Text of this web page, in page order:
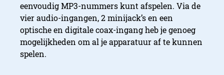
eenvoudig MP3-nummers kunt afspelen. Via de
vier audio-ingangen, 2 minijack’s en een
optische en digitale coax-ingang heb je genoeg
mogelijkheden om al je apparatuur af te kunnen
spelen.